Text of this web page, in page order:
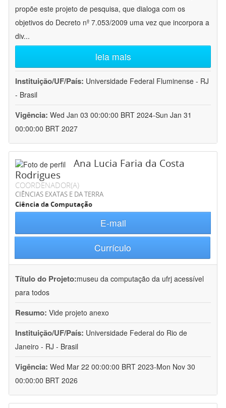
propõe este projeto de pesquisa, que dialoga com os
objetivos do Decreto nº 7.053/2009 uma vez que incorpora a
div...
leia mais
Instituição/UF/País: Universidade Federal Fluminense - RJ
- Brasil
Vigência: Wed Jan 03 00:00:00 BRT 2024-Sun Jan 31
00:00:00 BRT 2027
Ana Lucia Faria da Costa
Rodrigues
COORDENADOR(A)
CIÊNCIAS EXATAS E DA TERRA
Ciência da Computação
E-mail
Currículo
Título do Projeto:museu da computação da ufrj acessível
para todos
Resumo: Vide projeto anexo
Instituição/UF/País: Universidade Federal do Rio de
Janeiro - RJ - Brasil
Vigência: Wed Mar 22 00:00:00 BRT 2023-Mon Nov 30
00:00:00 BRT 2026